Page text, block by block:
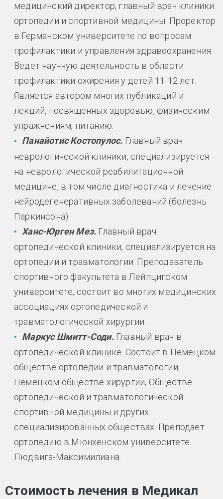
медицинский директор, главный врач клиники
ортопедии и спортивной медицины. Проректор
в Германском университете по вопросам
профилактики и управления здравоохранения.
Ведет научную деятельность в области
профилактики ожирения у детей 11-12 лет.
Является автором многих публикаций и
лекций, посвященных здоровью, физическим
упражнениям, питанию.
Панайотис Костопулос. Главный врач
неврологической клиники, специализируется
на неврологической реабилитационной
медицине, в том числе диагностика и лечение
нейродегенеративных заболеваний (болезнь
Паркинсона).
Ханс-Юрген Мез. Главный врач
ортопедической клиники, специализируется на
ортопедии и травматологии. Преподаватель
спортивного факультета в Лейпцигском
университете, состоит во многих медицинских
ассоциациях ортопедической и
травматологической хирургии.
Маркус Шмитт-Соди.Главный врач в
ортопедической клинике. Состоит в Немецком
обществе ортопедии и травматологии,
Немецком обществе хирургии, Обществе
ортопедической и травматологической
спортивной медицины и других
специализированных обществах. Преподает
ортопедию в Мюнхенском университете
Людвига-Максимилиана.
Стоимость лечения в Медикал